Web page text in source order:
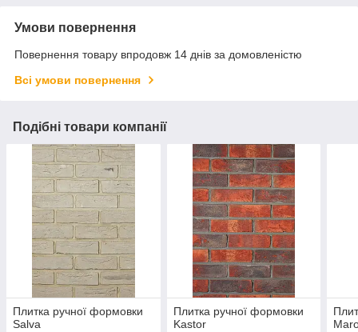
Умови повернення
Повернення товару впродовж 14 днів за домовленістю
Всі умови повернення
Подібні товари компанії
Плитка ручної формовки
Salva
Плитка ручної формовки
Kastor